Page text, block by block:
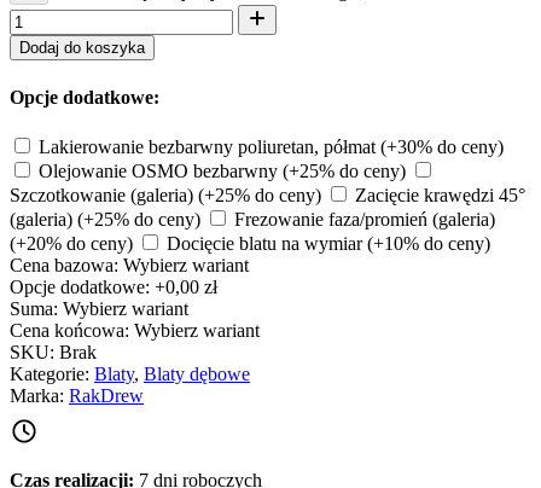
Dodaj do koszyka
Opcje dodatkowe:
Lakierowanie bezbarwny poliuretan, półmat (+30% do ceny)
Olejowanie OSMO bezbarwny (+25% do ceny)
Szczotkowanie (galeria) (+25% do ceny)
Zacięcie krawędzi 45°
(galeria) (+25% do ceny)
Frezowanie faza/promień (galeria)
(+20% do ceny)
Docięcie blatu na wymiar(+10% do ceny)
Cena bazowa: Wybierz wariant
Opcje dodatkowe: +0,00 zł
Suma: Wybierz wariant
Cena końcowa: Wybierz wariant
SKU: Brak
Kategorie: Blaty, Blaty dębowe
Marka: RakDrew
Czas realizacji: 7 dni roboczych